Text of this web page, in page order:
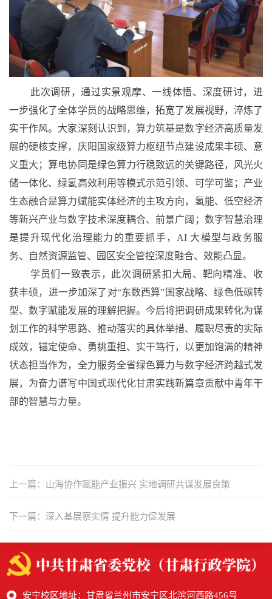
此次调研，通过实景观摩、一线体悟、深度研讨，进
一步强化了全体学员的战略思维，拓宽了发展视野，淬炼了
实干作风。大家深刻认识到 ，算力筑基是数字经济高质量发
展的硬核支撑，庆阳国家级算力枢纽节点建设成果丰硕、意
义重大；算电协同是绿色算力行稳致远的关键路径，风光火
储一体化、绿氢高效利用等模式示范引领、可学可鉴；产业
生态融合是算力赋能实体经济的主攻方向，氢能、低空经济
等新兴产业与数字技术深度耦合、前景广阔；数字智慧治理
是提升现代化治理能力的重要抓手， AI 大模型与政务服
务、自然资源监管、园区安全管控深度融合、效能凸显。
学员们一致表示，此次调研紧扣大局、靶向精准、收
获丰硕，进一步加深了对“东数西算”国家战略、绿色低碳转
型、数字赋能发展的理解把握。今后将把调研成果转化为谋
划工作的科学思路、推动落实的具体举措、履职尽责的实际
成效，锚定使命、勇挑重担、实干笃行，以更加饱满的精神
状态担当作为，全力服务全省绿色算力与数字经济跨越式发
展，为奋力谱写中国式现代化甘肃实践新篇章贡献中青年干
部的智慧与力量。
上一篇：山海协作赋能产业振兴 实地调研共谋发展良策
下一篇：深入基层察实情 提升能力促发展
安宁校区地址：甘肃省兰州市安宁区北滨河西路456号